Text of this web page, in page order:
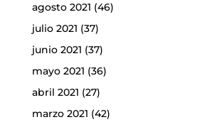
agosto 2021 (46)
julio 2021 (37)
junio 2021 (37)
mayo 2021 (36)
abril 2021 (27)
marzo 2021 (42)